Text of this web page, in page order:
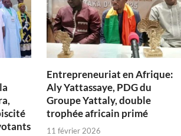
Entrepreneuriat en Afrique:
Aly Yattassaye, PDG du
Groupe Yattaly, double
trophée africain primé
11 février 2026